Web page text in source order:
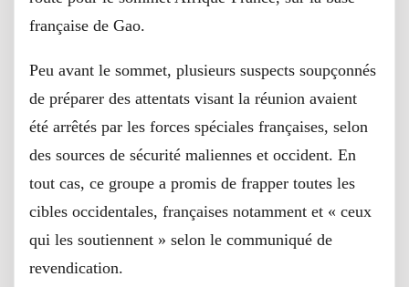
française de Gao.
Peu avant le sommet, plusieurs suspects soupçonnés
de préparer des attentats visant la réunion avaient
été arrêtés par les forces spéciales françaises, selon
des sources de sécurité maliennes et occident. En
tout cas, ce groupe a promis de frapper toutes les
cibles occidentales, françaises notamment et « ceux
qui les soutiennent » selon le communiqué de
revendication.